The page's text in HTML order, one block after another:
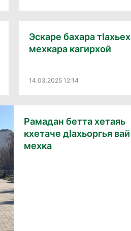
Эскаре бахара тӀахьех
мехкара кагирхой
14.03.2025 12:14
Рамадан бетта хетаяь
кхетаче дӀахьоргья вай
мехка